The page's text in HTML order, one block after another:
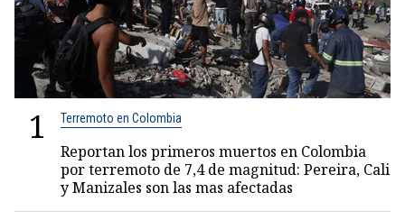
1 Terremoto en Colombia
Reportan los primeros muertos en Colombia
por terremoto de 7,4 de magnitud: Pereira, Cali
y Manizales son las mas afectadas